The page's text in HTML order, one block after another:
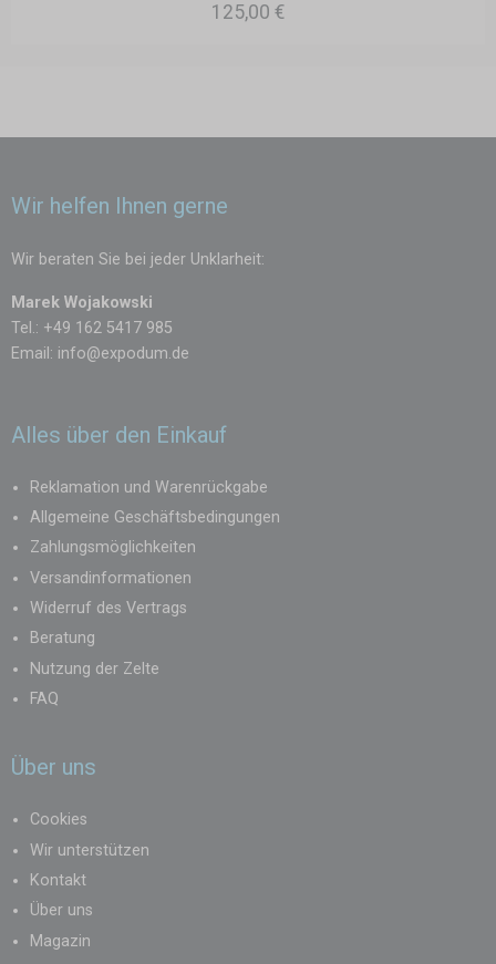
125,00 €
Wir helfen Ihnen gerne
Wir beraten Sie bei jeder Unklarheit:
Marek Wojakowski
Tel.: +49 162 5417 985
Email: info@expodum.de
Alles über den Einkauf
Reklamation und Warenrückgabe
Allgemeine Geschäftsbedingungen
Zahlungsmöglichkeiten
Versandinformationen
Widerruf des Vertrags
Beratung
Nutzung der Zelte
FAQ
Über uns
Cookies
Wir unterstützen
Kontakt
Über uns
Magazin